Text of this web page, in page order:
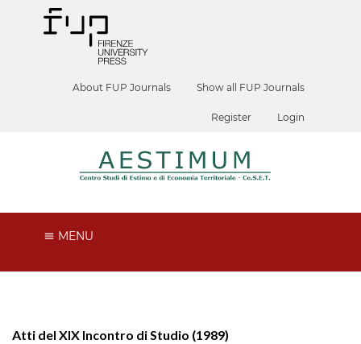
About FUP Journals Show all FUP Journals
Register Login
MENU
Atti del XIX Incontro di Studio (1989)